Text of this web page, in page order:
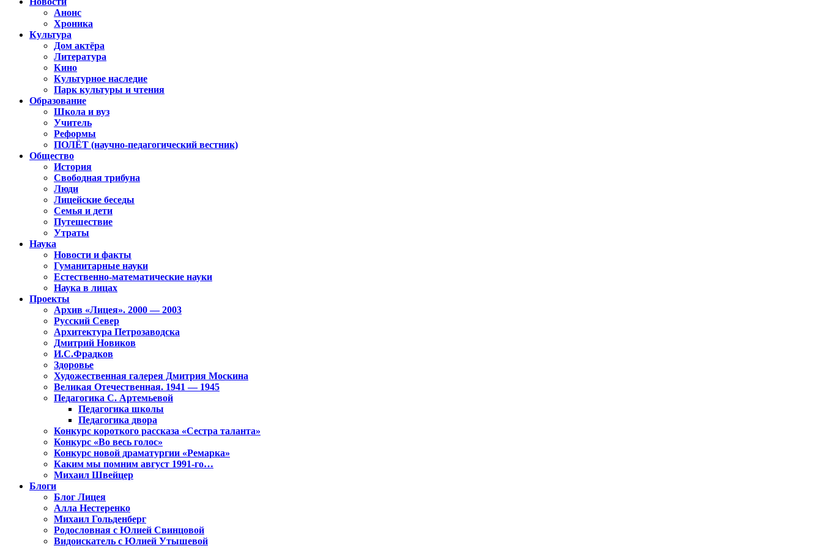
Анонс
Хроника
Культура
Дом актёра
Литература
Кино
Культурное наследие
Парк культуры и чтения
Образование
Школа и вуз
Учитель
Реформы
ПОЛЁТ (научно-педагогический вестник)
Общество
История
Свободная трибуна
Люди
Лицейские беседы
Семья и дети
Путешествие
Утраты
Наука
Новости и факты
Гуманитарные науки
Естественно-математические науки
Наука в лицах
Проекты
Архив «Лицея». 2000 — 2003
Русский Север
Архитектура Петрозаводска
Дмитрий Новиков
И.С.Фрадков
Здоровье
Художественная галерея Дмитрия Москина
Великая Отечественная. 1941 — 1945
Педагогика С. Артемьевой
Педагогика школы
Педагогика двора
Конкурс короткого рассказа «Сестра таланта»
Конкурс «Во весь голос»
Конкурс новой драматургии «Ремарка»
Каким мы помним август 1991-го…
Михаил Швейцер
Блоги
Блог Лицея
Алла Нестеренко
Михаил Гольденберг
Родословная с Юлией Свинцовой
Видоискатель с Юлией Утышевой